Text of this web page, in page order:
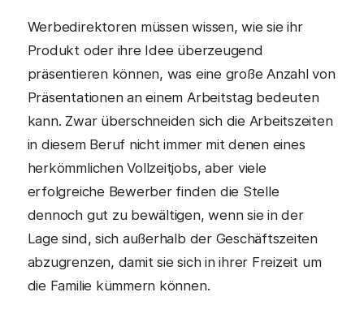
Werbedirektoren müssen wissen, wie sie ihr
Produkt oder ihre Idee überzeugend
präsentieren können, was eine große Anzahl von
Präsentationen an einem Arbeitstag bedeuten
kann. Zwar überschneiden sich die Arbeitszeiten
in diesem Beruf nicht immer mit denen eines
herkömmlichen Vollzeitjobs, aber viele
erfolgreiche Bewerber finden die Stelle
dennoch gut zu bewältigen, wenn sie in der
Lage sind, sich außerhalb der Geschäftszeiten
abzugrenzen, damit sie sich in ihrer Freizeit um
die Familie kümmern können.